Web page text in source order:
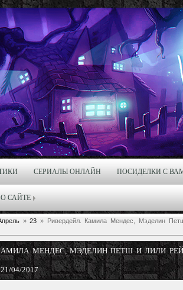
СЕРИАЛЫ ОНЛАЙН ПОСИДЕЛКИ С
САЙТЕ
» 23 » Ривердейл. Камила Мендес, Мэделин
МЕНДЕС, МЭДЕЛИН ПЕТШ И ЛИЛИ
04/2017